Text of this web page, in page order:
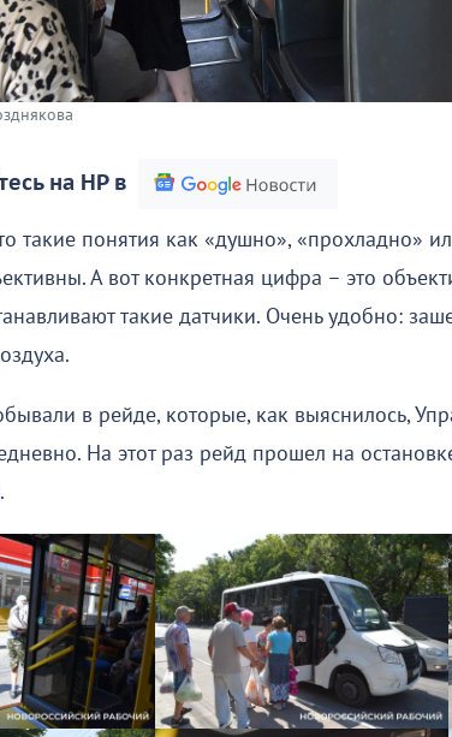
на НР в
такие понятия как «душно», «прохладно»
А вот конкретная цифра – это
такие датчики. Очень удобно:
в рейде, которые, как выяснилось,
На этот раз рейд прошел на